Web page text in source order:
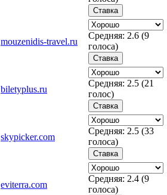
mouzenidis-travel.ru
Средняя: 2.6 (9
голоса)
biletyplus.ru
Средняя: 2.5 (21
голос)
skypicker.com
Средняя: 2.5 (33
голоса)
eviterra.com
Средняя: 2.4 (9
голоса)